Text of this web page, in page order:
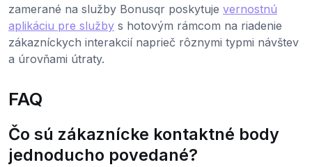
zamerané na služby Bonusqr poskytuje vernostnú
aplikáciu pre služby s hotovým rámcom na riadenie
zákazníckych interakcií naprieč rôznymi typmi návštev
a úrovňami útraty.
FAQ
Čo sú zákaznícke kontaktné body
jednoducho povedané?